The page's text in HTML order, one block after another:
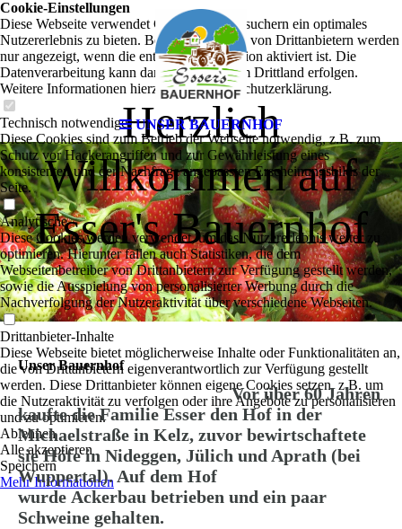
UNSER BAUERNHOF
Herzlich
Willkommen auf
Esser's Bauernhof
Unser Bauernhof
Vor über 60 Jahren
kaufte die Familie Esser den Hof in der
Michaelstraße in Kelz, zuvor bewirtschaftete
sie Höfe in Nideggen, Jülich und Aprath (bei
Wuppertal). Auf dem Hof
wurde Ackerbau betrieben und ein paar
Schweine gehalten.
Cookie-Einstellungen
Diese Webseite verwendet Cookies, um Besuchern ein optimales
Nutzererlebnis zu bieten. Bestimmte Inhalte von Drittanbietern werden
nur angezeigt, wenn die entsprechende Option aktiviert ist. Die
Datenverarbeitung kann dann auch in einem Drittland erfolgen.
Weitere Informationen hierzu in der Datenschutzerklärung.
Technisch notwendige
Diese Cookies sind zum Betrieb der Webseite notwendig, z.B. zum
Schutz vor Hackerangriffen und zur Gewährleistung eines
konsistenten und der Nachfrage angepassten Erscheinungsbilds der
Seite.
Analytische
Diese Cookies werden verwendet, um das Nutzererlebnis weiter zu
optimieren. Hierunter fallen auch Statistiken, die dem
Webseitenbetreiber von Drittanbietern zur Verfügung gestellt werden,
sowie die Ausspielung von personalisierter Werbung durch die
Nachverfolgung der Nutzeraktivität über verschiedene Webseiten.
Drittanbieter-Inhalte
Diese Webseite bietet möglicherweise Inhalte oder Funktionalitäten an,
die von Drittanbietern eigenverantwortlich zur Verfügung gestellt
werden. Diese Drittanbieter können eigene Cookies setzen, z.B. um
die Nutzeraktivität zu verfolgen oder ihre Angebote zu personalisieren
und zu optimieren.
Ablehnen
Alle akzeptieren
Speichern
Mehr Informationen